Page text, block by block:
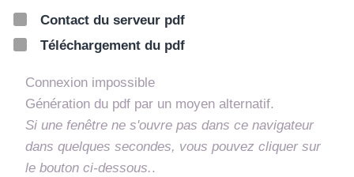
Contact du serveur pdf
Téléchargement du pdf
Connexion impossible
Génération du pdf par un moyen alternatif.
Si une fenêtre ne s'ouvre pas dans ce navigateur
dans quelques secondes, vous pouvez cliquer sur
le bouton ci-dessous..